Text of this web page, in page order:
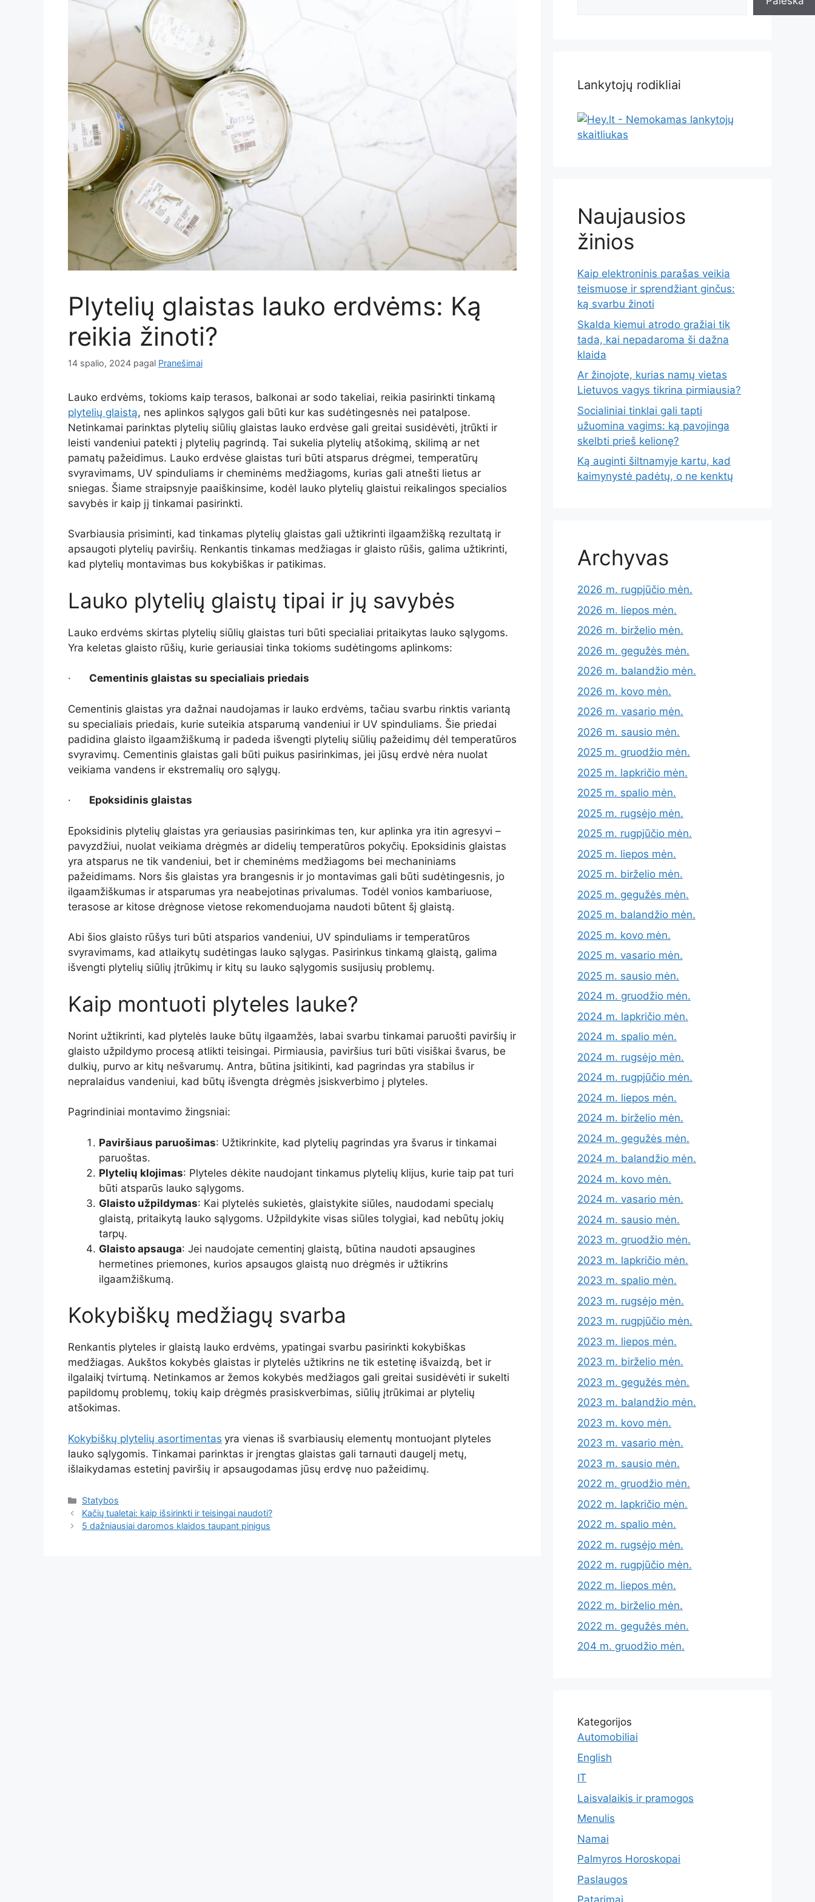
Plytelių glaistas lauko erdvėms: Ką
reikia žinoti?
14 spalio, 2024 pagal Pranešimai
Lauko erdvėms, tokioms kaip terasos, balkonai ar sodo takeliai, reikia pasirinkti tinkamą
plytelių glaistą, nes aplinkos sąlygos gali būti kur kas sudėtingesnės nei patalpose.
Netinkamai parinktas plytelių siūlių glaistas lauko erdvėse gali greitai susidėvėti, įtrūkti ir
leisti vandeniui patekti į plytelių pagrindą. Tai sukelia plytelių atšokimą, skilimą ar net
pamatų pažeidimus. Lauko erdvėse glaistas turi būti atsparus drėgmei, temperatūrų
svyravimams, UV spinduliams ir cheminėms medžiagoms, kurias gali atnešti lietus ar
sniegas. Šiame straipsnyje paaiškinsime, kodėl lauko plytelių glaistui reikalingos specialios
savybės ir kaip jį tinkamai pasirinkti.
Svarbiausia prisiminti, kad tinkamas plytelių glaistas gali užtikrinti ilgaamžišką rezultatą ir
apsaugoti plytelių paviršių. Renkantis tinkamas medžiagas ir glaisto rūšis, galima užtikrinti,
kad plytelių montavimas bus kokybiškas ir patikimas.
Lauko plytelių glaistų tipai ir jų savybės
Lauko erdvėms skirtas plytelių siūlių glaistas turi būti specialiai pritaikytas lauko sąlygoms.
Yra keletas glaisto rūšių, kurie geriausiai tinka tokioms sudėtingoms aplinkoms:
· Cementinis glaistas su specialiais priedais
Cementinis glaistas yra dažnai naudojamas ir lauko erdvėms, tačiau svarbu rinktis variantą
su specialiais priedais, kurie suteikia atsparumą vandeniui ir UV spinduliams. Šie priedai
padidina glaisto ilgaamžiškumą ir padeda išvengti plytelių siūlių pažeidimų dėl temperatūros
svyravimų. Cementinis glaistas gali būti puikus pasirinkimas, jei jūsų erdvė nėra nuolat
veikiama vandens ir ekstremalių oro sąlygų.
· Epoksidinis glaistas
Epoksidinis plytelių glaistas yra geriausias pasirinkimas ten, kur aplinka yra itin agresyvi –
pavyzdžiui, nuolat veikiama drėgmės ar didelių temperatūros pokyčių. Epoksidinis glaistas
yra atsparus ne tik vandeniui, bet ir cheminėms medžiagoms bei mechaniniams
pažeidimams. Nors šis glaistas yra brangesnis ir jo montavimas gali būti sudėtingesnis, jo
ilgaamžiškumas ir atsparumas yra neabejotinas privalumas. Todėl vonios kambariuose,
terasose ar kitose drėgnose vietose rekomenduojama naudoti būtent šį glaistą.
Abi šios glaisto rūšys turi būti atsparios vandeniui, UV spinduliams ir temperatūros
svyravimams, kad atlaikytų sudėtingas lauko sąlygas. Pasirinkus tinkamą glaistą, galima
išvengti plytelių siūlių įtrūkimų ir kitų su lauko sąlygomis susijusių problemų.
Kaip montuoti plyteles lauke?
Norint užtikrinti, kad plytelės lauke būtų ilgaamžės, labai svarbu tinkamai paruošti paviršių ir
glaisto užpildymo procesą atlikti teisingai. Pirmiausia, paviršius turi būti visiškai švarus, be
dulkių, purvo ar kitų nešvarumų. Antra, būtina įsitikinti, kad pagrindas yra stabilus ir
nepralaidus vandeniui, kad būtų išvengta drėgmės įsiskverbimo į plyteles.
Pagrindiniai montavimo žingsniai:
Paviršiaus paruošimas: Užtikrinkite, kad plytelių pagrindas yra švarus ir tinkamai
paruoštas.
Plytelių klojimas: Plyteles dėkite naudojant tinkamus plytelių klijus, kurie taip pat turi
būti atsparūs lauko sąlygoms.
Glaisto užpildymas: Kai plytelės sukietės, glaistykite siūles, naudodami specialų
glaistą, pritaikytą lauko sąlygoms. Užpildykite visas siūles tolygiai, kad nebūtų jokių
tarpų.
Glaisto apsauga: Jei naudojate cementinį glaistą, būtina naudoti apsaugines
hermetines priemones, kurios apsaugos glaistą nuo drėgmės ir užtikrins
ilgaamžiškumą.
Kokybiškų medžiagų svarba
Renkantis plyteles ir glaistą lauko erdvėms, ypatingai svarbu pasirinkti kokybiškas
medžiagas. Aukštos kokybės glaistas ir plytelės užtikrins ne tik estetinę išvaizdą, bet ir
ilgalaikį tvirtumą. Netinkamos ar žemos kokybės medžiagos gali greitai susidėvėti ir sukelti
papildomų problemų, tokių kaip drėgmės prasiskverbimas, siūlių įtrūkimai ar plytelių
atšokimas.
Kokybiškų plytelių asortimentas yra vienas iš svarbiausių elementų montuojant plyteles
lauko sąlygomis. Tinkamai parinktas ir įrengtas glaistas gali tarnauti daugelį metų,
išlaikydamas estetinį paviršių ir apsaugodamas jūsų erdvę nuo pažeidimų.
Kategorijos
Statybos
Kačių tualetai: kaip išsirinkti ir teisingai naudoti?
5 dažniausiai daromos klaidos taupant pinigus
Lankytojų rodikliai
Naujausios
žinios
Kaip elektroninis parašas veikia
teismuose ir sprendžiant ginčus:
ką svarbu žinoti
Skalda kiemui atrodo gražiai tik
tada, kai nepadaroma ši dažna
klaida
Ar žinojote, kurias namų vietas
Lietuvos vagys tikrina pirmiausia?
Socialiniai tinklai gali tapti
užuomina vagims: ką pavojinga
skelbti prieš kelionę?
Ką auginti šiltnamyje kartu, kad
kaimynystė padėtų, o ne kenktų
Archyvas
2026 m. rugpjūčio mėn.
2026 m. liepos mėn.
2026 m. birželio mėn.
2026 m. gegužės mėn.
2026 m. balandžio mėn.
2026 m. kovo mėn.
2026 m. vasario mėn.
2026 m. sausio mėn.
2025 m. gruodžio mėn.
2025 m. lapkričio mėn.
2025 m. spalio mėn.
2025 m. rugsėjo mėn.
2025 m. rugpjūčio mėn.
2025 m. liepos mėn.
2025 m. birželio mėn.
2025 m. gegužės mėn.
2025 m. balandžio mėn.
2025 m. kovo mėn.
2025 m. vasario mėn.
2025 m. sausio mėn.
2024 m. gruodžio mėn.
2024 m. lapkričio mėn.
2024 m. spalio mėn.
2024 m. rugsėjo mėn.
2024 m. rugpjūčio mėn.
2024 m. liepos mėn.
2024 m. birželio mėn.
2024 m. gegužės mėn.
2024 m. balandžio mėn.
2024 m. kovo mėn.
2024 m. vasario mėn.
2024 m. sausio mėn.
2023 m. gruodžio mėn.
2023 m. lapkričio mėn.
2023 m. spalio mėn.
2023 m. rugsėjo mėn.
2023 m. rugpjūčio mėn.
2023 m. liepos mėn.
2023 m. birželio mėn.
2023 m. gegužės mėn.
2023 m. balandžio mėn.
2023 m. kovo mėn.
2023 m. vasario mėn.
2023 m. sausio mėn.
2022 m. gruodžio mėn.
2022 m. lapkričio mėn.
2022 m. spalio mėn.
2022 m. rugsėjo mėn.
2022 m. rugpjūčio mėn.
2022 m. liepos mėn.
2022 m. birželio mėn.
2022 m. gegužės mėn.
204 m. gruodžio mėn.
Kategorijos
Automobiliai
English
IT
Laisvalaikis ir pramogos
Menulis
Namai
Palmyros Horoskopai
Paslaugos